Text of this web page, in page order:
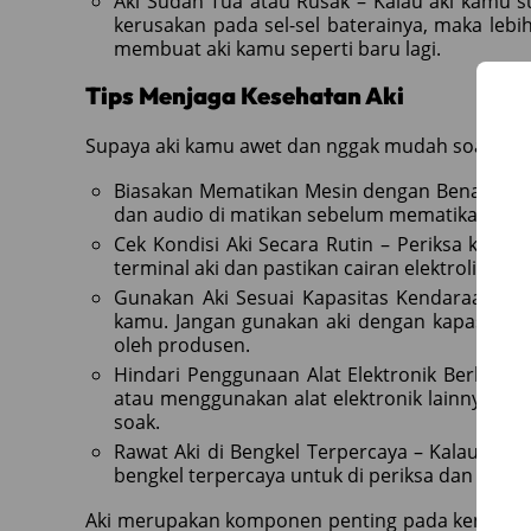
kerusakan pada sel-sel baterainya, maka
membuat aki kamu seperti baru lagi.
Tips Menjaga Kesehatan Aki
Supaya aki kamu awet dan nggak mudah soak,
Biasakan Mematikan Mesin dengan Benar –
dan audio di matikan sebelum mematikan
Cek Kondisi Aki Secara Rutin – Periksa
terminal aki dan pastikan cairan elektrolit
Gunakan Aki Sesuai Kapasitas Kendaraan –
kamu. Jangan gunakan aki dengan
oleh produsen.
Hindari Penggunaan Alat Elektronik
atau menggunakan alat elektronik lainnya
soak.
Rawat Aki di Bengkel Terpercaya – Kalau
bengkel terpercaya untuk di periksa dan di
Aki merupakan komponen penting pada